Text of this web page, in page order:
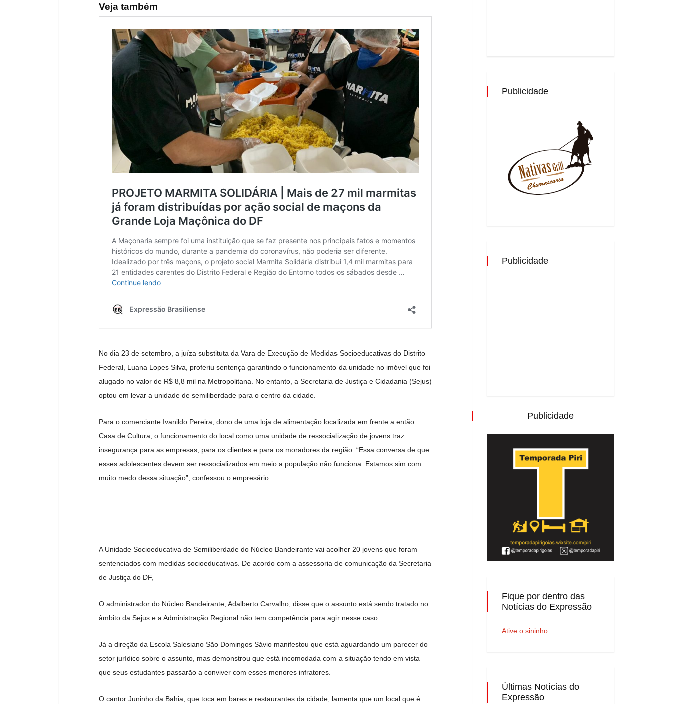
Veja também
No dia 23 de setembro, a juíza substituta da Vara de Execução de Medidas Socioeducativas do Distrito
Federal, Luana Lopes Silva, proferiu sentença garantindo o funcionamento da unidade no imóvel que foi
alugado no valor de R$ 8,8 mil na Metropolitana. No entanto, a Secretaria de Justiça e Cidadania (Sejus)
optou em levar a unidade de semiliberdade para o centro da cidade.
Para o comerciante Ivanildo Pereira, dono de uma loja de alimentação localizada em frente a então
Casa de Cultura, o funcionamento do local como uma unidade de ressocialização de jovens traz
insegurança para as empresas, para os clientes e para os moradores da região. “Essa conversa de que
esses adolescentes devem ser ressocializados em meio a população não funciona. Estamos sim com
muito medo dessa situação”, confessou o empresário.
A Unidade Socioeducativa de Semiliberdade do Núcleo Bandeirante vai acolher 20 jovens que foram
sentenciados com medidas socioeducativas. De acordo com a assessoria de comunicação da Secretaria
de Justiça do DF,
O administrador do Núcleo Bandeirante, Adalberto Carvalho, disse que o assunto está sendo tratado no
âmbito da Sejus e a Administração Regional não tem competência para agir nesse caso.
Já a direção da Escola Salesiano São Domingos Sávio manifestou que está aguardando um parecer do
setor jurídico sobre o assunto, mas demonstrou que está incomodada com a situação tendo em vista
que seus estudantes passarão a conviver com esses menores infratores.
O cantor Juninho da Bahia, que toca em bares e restaurantes da cidade, lamenta que um local que é
Publicidade
Publicidade
Publicidade
Fique por dentro das
Notícias do Expressão
Ative o sininho
Últimas Notícias do
Expressão